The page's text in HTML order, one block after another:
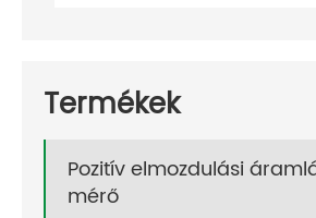
Termékek
Pozitív elmozdulási
mérő